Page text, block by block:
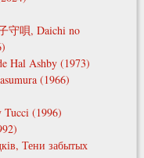
守唄, Daichi no
Hal Ashby (1973)
(1966)
Tucci (1996)
Тени забытых